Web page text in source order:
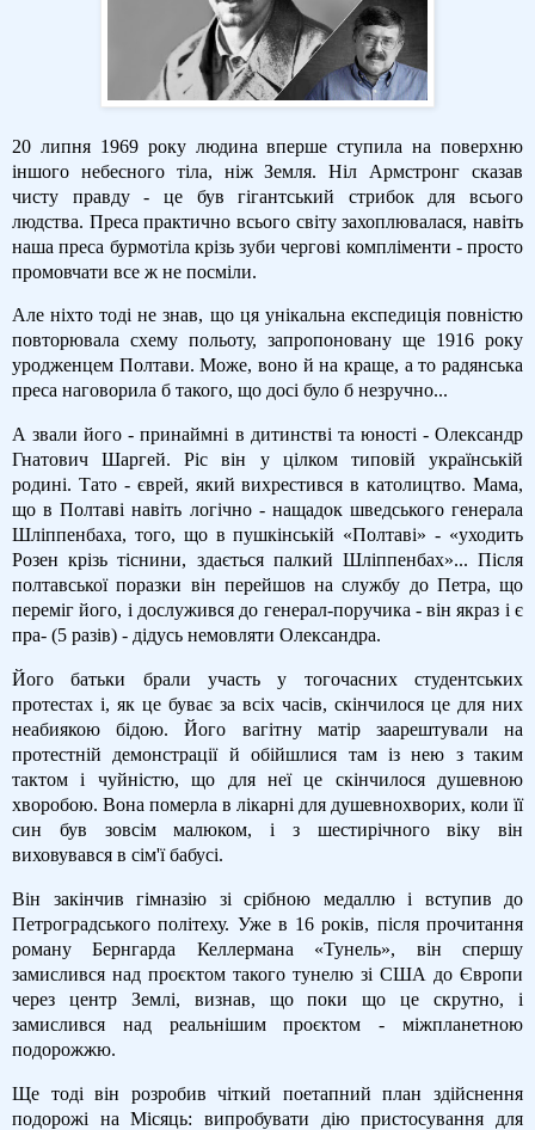
20 липня 1969 року людина вперше ступила на поверхню
іншого небесного тіла, ніж Земля. Ніл Армстронг сказав
чисту правду - це був гігантський стрибок для всього
людства. Преса практично всього світу захоплювалася, навіть
наша преса бурмотіла крізь зуби чергові компліменти - просто
промовчати все ж не посміли.
Але ніхто тоді не знав, що ця унікальна експедиція повністю
повторювала схему польоту, запропоновану ще 1916 року
уродженцем Полтави. Може, воно й на краще, а то радянська
преса наговорила б такого, що досі було б незручно...
А звали його - принаймні в дитинстві та юності - Олександр
Гнатович Шаргей. Ріс він у цілком типовій українській
родині. Тато - єврей, який вихрестився в католицтво. Мама,
що в Полтаві навіть логічно - нащадок шведського генерала
Шліппенбаха, того, що в пушкінській «Полтаві» - «уходить
Розен крізь тіснини, здається палкий Шліппенбах»... Після
полтавської поразки він перейшов на службу до Петра, що
переміг його, і дослужився до генерал-поручика - він якраз і є
пра- (5 разів) - дідусь немовляти Олександра.
Його батьки брали участь у тогочасних студентських
протестах і, як це буває за всіх часів, скінчилося це для них
неабиякою бідою. Його вагітну матір заарештували на
протестній демонстрації й обійшлися там із нею з таким
тактом і чуйністю, що для неї це скінчилося душевною
хворобою. Вона померла в лікарні для душевнохворих, коли її
син був зовсім малюком, і з шестирічного віку він
виховувався в сім'ї бабусі.
Він закінчив гімназію зі срібною медаллю і вступив до
Петроградського політеху. Уже в 16 років, після прочитання
роману Бернгарда Келлермана «Тунель», він спершу
замислився над проєктом такого тунелю зі США до Європи
через центр Землі, визнав, що поки що це скрутно, і
замислився над реальнішим проєктом - міжпланетною
подорожжю.
Ще тоді він розробив чіткий поетапний план здійснення
подорожі на Місяць: випробувати дію пристосування для